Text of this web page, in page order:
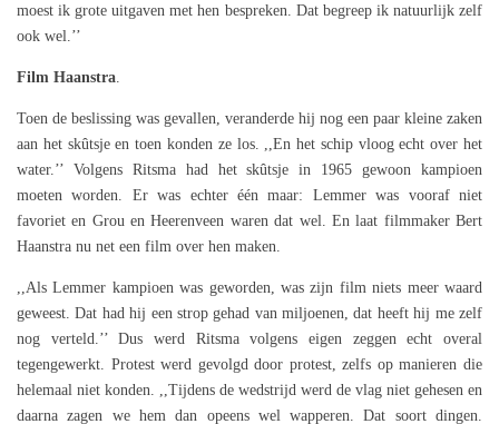
moest ik grote uitgaven met hen bespreken. Dat begreep ik natuurlijk zelf
ook wel.’’
Film Haanstra
Toen de beslissing was gevallen, veranderde hij nog een paar kleine zaken
aan het skûtsje en toen konden ze los. ,,En het schip vloog echt over het
water.’’ Volgens Ritsma had het skûtsje in 1965 gewoon kampioen
moeten worden. Er was echter één maar: Lemmer was vooraf niet
favoriet en Grou en Heerenveen waren dat wel. En laat filmmaker Bert
Haanstra nu net een film over hen maken.
,,Als Lemmer kampioen was geworden, was zijn film niets meer waard
geweest. Dat had hij een strop gehad van miljoenen, dat heeft hij me zelf
nog verteld.’’ Dus werd Ritsma volgens eigen zeggen echt overal
tegengewerkt. Protest werd gevolgd door protest, zelfs op manieren die
helemaal niet konden. ,,Tijdens de wedstrijd werd de vlag niet gehesen en
daarna zagen we hem dan opeens wel wapperen. Dat soort dingen.